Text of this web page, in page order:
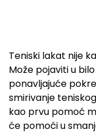
Teniski lakat nije
Može pojaviti u
ponavljajuće
smirivanje
kao prvu pomoć
će pomoći u